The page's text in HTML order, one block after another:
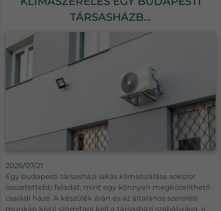
TÁRSASHÁZB...
2026/07/21
Egy budapesti társasházi lakás klimatizálása sokszor
összetettebb feladat, mint egy könnyen megközelíthető
családi házé. A készülék árán és az általános szerelési
munkán kívül számítani kell a társasházi szabályokra, a